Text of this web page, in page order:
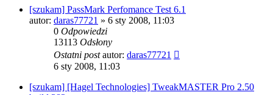
[szukam] PassMark Perfomance Test 6.1
autor: daras77721 » 6 sty 2008, 11:03
0 Odpowiedzi
13113 Odsłony
Ostatni postautor: daras77721
6 sty 2008, 11:03
[szukam] [Hagel Technologies] TweakMASTER Pro 2.50